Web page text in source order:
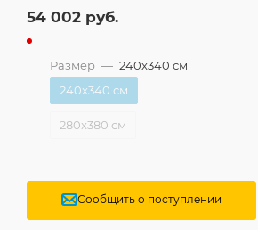
54 002 руб.
Размер — 240x340 см
240x340 см
280x380 см
Сообщить о поступлении